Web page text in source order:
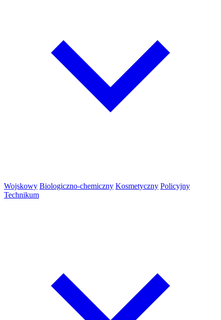
Wojskowy Biologiczno-chemiczny Kosmetyczny Policyjny
Technikum